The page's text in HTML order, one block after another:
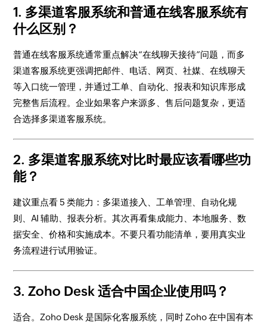
1. 多渠道客服系统和普通在线客服系统有
什么区别？
普通在线客服系统通常重点解决“在线聊天接待”问题，而多
渠道客服系统更强调把邮件、电话、网页、社媒、在线聊天
等入口统一管理，并通过工单、自动化、报表和知识库形成
完整售后流程。企业如果客户来源多、售后问题复杂，更适
合选择多渠道客服系统。
2. 多渠道客服系统对比时最应该看哪些功
能？
建议重点看 5 类能力：多渠道接入、工单管理、自动化规
则、AI 辅助、报表分析。其次再看集成能力、本地服务、数
据安全、价格和实施成本。不要只看功能清单，要用真实业
务流程进行试用验证。
3. Zoho Desk 适合中国企业使用吗？
适合。Zoho Desk 是国际化客服系统，同时 Zoho 在中国有本